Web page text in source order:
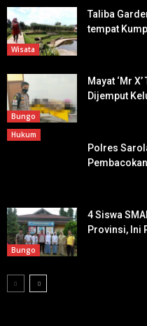
Wisata
Taliba
tempat
Bungo
Mayat ‘Mr
Dijemput
Hukum
Polres
Bungo
4 Siswa
Provinsi, Ini